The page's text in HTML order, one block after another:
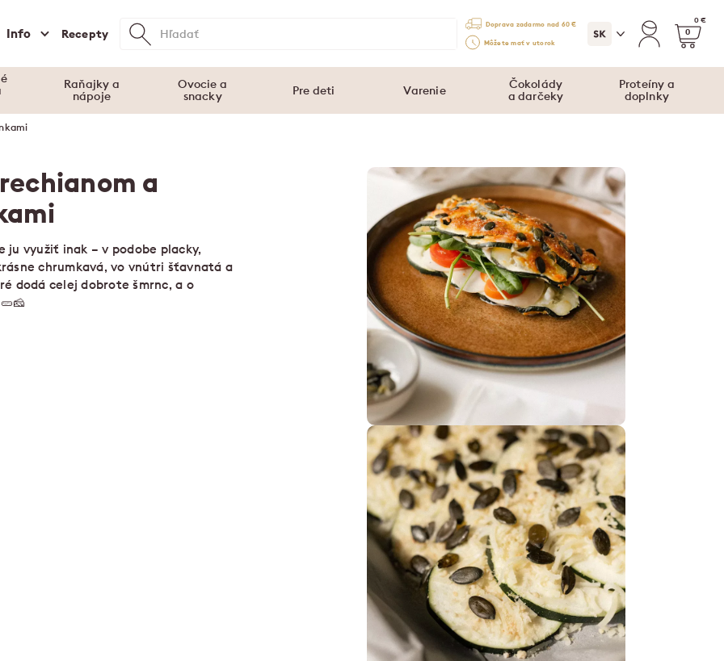
Info Recepty
Doprava zadarmo nad 60 €
Môžete mať v utorok
0 €
0
Raňajky a
nápoje
Ovocie a
snacky
Pre deti Varenie
Čokolády
a darčeky
Proteíny a
doplnky
a
ju využiť inak – v podobe placky,
chrumkavá, vo vnútri šťavnatá a
dodá celej dobrote šmrnc, a o